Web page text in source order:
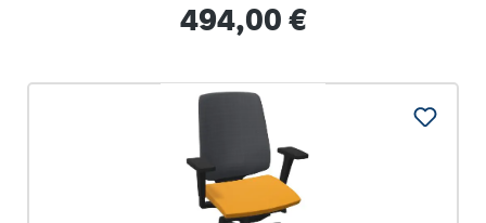
Regulärer Preis:
494,00 €